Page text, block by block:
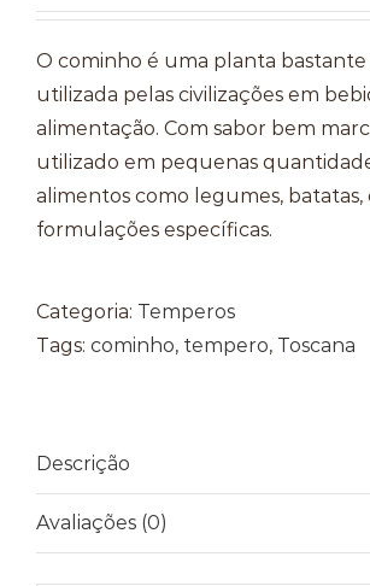
O cominho é uma planta bastante
utilizada pelas civilizações em
alimentação. Com sabor bem
utilizado em pequenas
alimentos como legumes, batatas,
formulações específicas.
Categoria: Temperos
Tags: cominho, tempero, Toscana
Descrição
Avaliações (0)